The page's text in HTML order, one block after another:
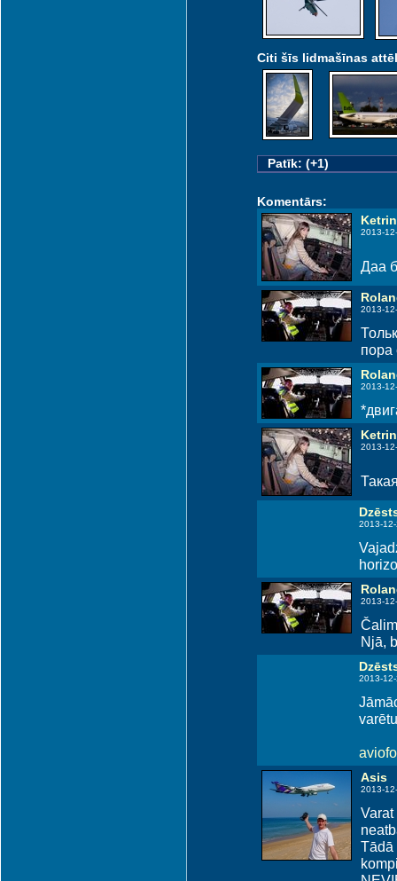
Citi šīs lidmašīnas
Patīk: (+1)
Komentārs:
2013-
Даа
2013-
пора
2013-
2013-
2013-
2013-
Njā,
2013-
Asis
2013-
Tādā